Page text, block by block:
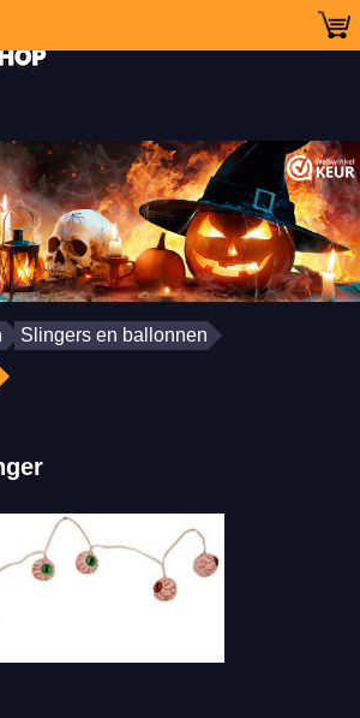
Slingers en ballonnen